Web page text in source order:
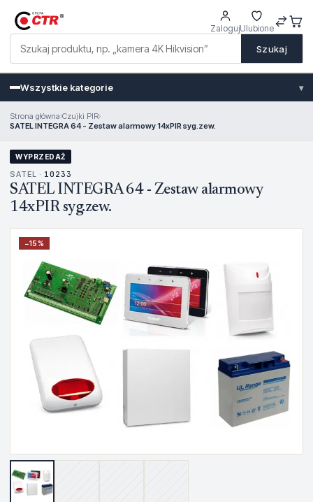
Szukaj
ZalogujUlubione
Wszystkie kategorie ▾
Strona główna›Czujki PIR›
SATEL INTEGRA 64 - Zestaw alarmowy 14xPIR syg.zew.
WYPRZEDAŻ
SATEL · 10233
SATEL INTEGRA 64 - Zestaw alarmowy
14xPIR syg.zew.
−15%